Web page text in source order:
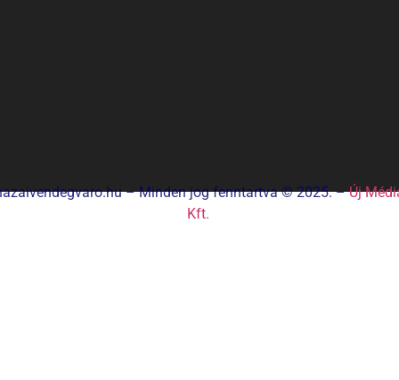
– Minden jog fenntartva © 2025. –Új
Kft.